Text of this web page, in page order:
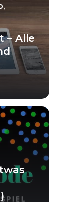
,
– Alle